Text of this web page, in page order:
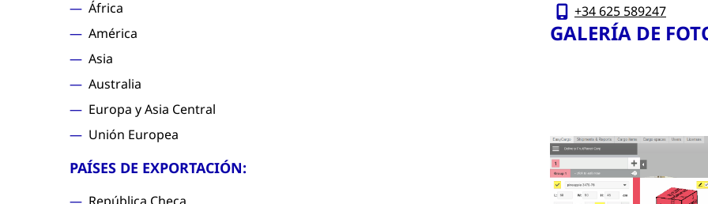
África
América
Asia
Australia
Europa y Asia Central
Unión Europea
PAÍSES DE EXPORTACIÓN:
+34 625 589247
GALERÍA DE